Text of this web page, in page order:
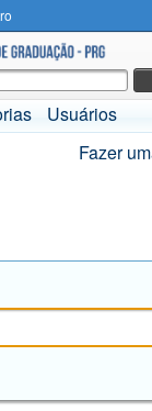
Usuários
Fazer